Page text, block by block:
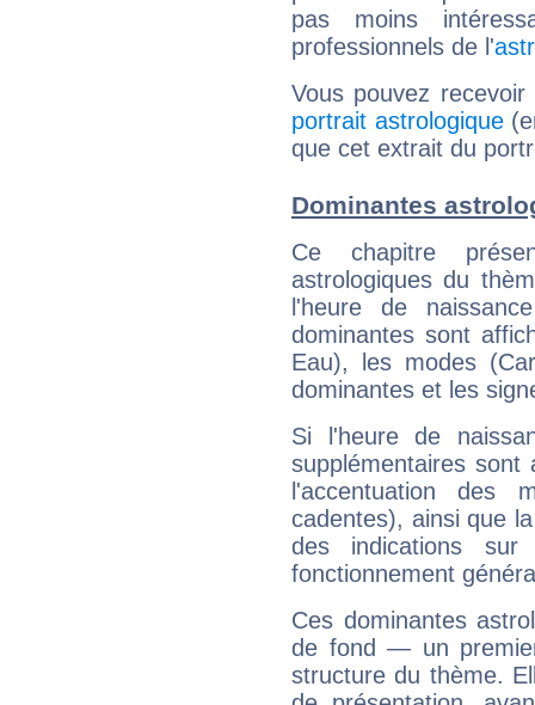
pas moins
professionnels de l'
Vous pouvez
portrait astrologique
que cet extrait du
Dominantes
Ce chapitre
astrologiques du
l'heure de
dominantes sont
Eau), les modes
dominantes et les
Si l'heure de
supplémentaires sont
l'accentuation des
cadentes), ainsi que
des indications sur
fonctionnement
Ces dominantes
de fond — un
structure du thème.